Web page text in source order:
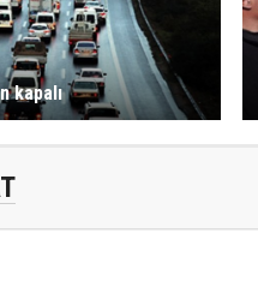
kapalı